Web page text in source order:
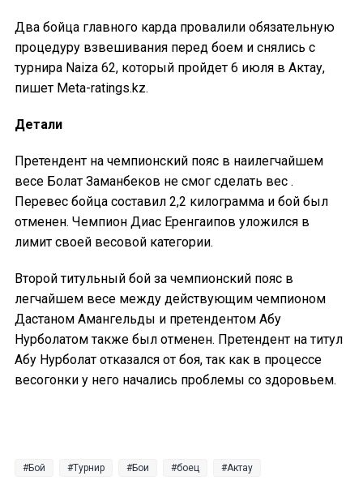
Два бойца главного карда провалили обязательную
процедуру взвешивания перед боем и снялись с
турнира Naiza 62, который пройдет 6 июля в Актау,
пишет Meta-ratings.kz.
Детали
Претендент на чемпионский пояс в наилегчайшем
весе Болат Заманбеков не смог сделать вес .
Перевес бойца составил 2,2 килограмма и бой был
отменен. Чемпион Диас Еренгаипов уложился в
лимит своей весовой категории.
Второй титульный бой за чемпионский пояс в
легчайшем весе между действующим чемпионом
Дастаном Амангельды и претендентом Абу
Нурболатом также был отменен. Претендент на титул
Абу Нурболат отказался от боя, так как в процессе
весогонки у него начались проблемы со здоровьем.
Бой Турнир Бои боец Актау